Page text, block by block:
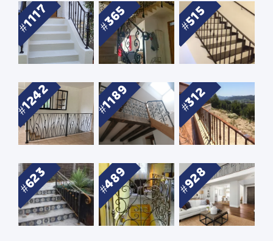
1117 365 515
1242 1189 312
623 489 928